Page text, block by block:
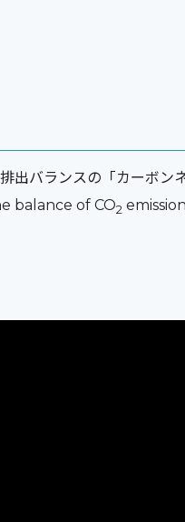
排出バランスの「カーボン
balance of CO2